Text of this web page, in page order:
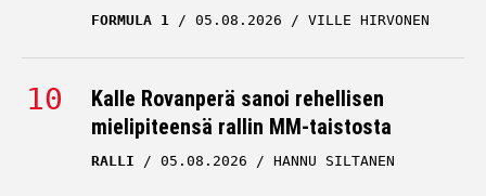
FORMULA 1 05.08.2026 VILLE HIRVONEN
Kalle Rovanperä sanoi rehellisen
mielipiteensä rallin MM-taistosta
RALLI 05.08.2026 HANNU SILTANEN